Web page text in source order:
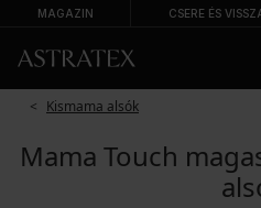
MAGAZIN CSERE ÉS
Kismama alsók
Mama Touch